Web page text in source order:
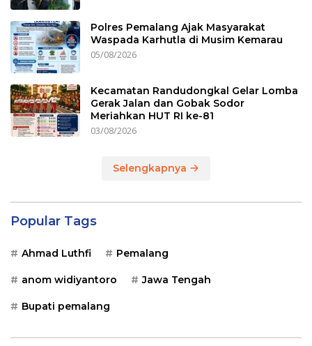
Polres Pemalang Ajak Masyarakat
Waspada Karhutla di Musim Kemarau
05/08/2026
Kecamatan Randudongkal Gelar Lomba
Gerak Jalan dan Gobak Sodor
Meriahkan HUT RI ke-81
03/08/2026
Selengkapnya
Popular Tags
Ahmad Luthfi Pemalang
anom widiyantoro Jawa Tengah
Bupati pemalang